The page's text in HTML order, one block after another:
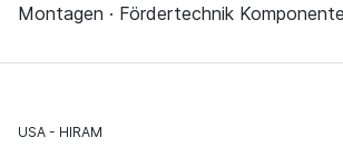
Montagen · Fördertechnik
USA HIRAM